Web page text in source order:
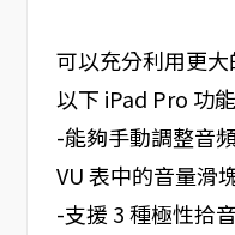
可以充分利用更
以下 iPad Pro 功能
-能夠手動調整音
VU 表中的音量滑
-支援 3 種極性拾